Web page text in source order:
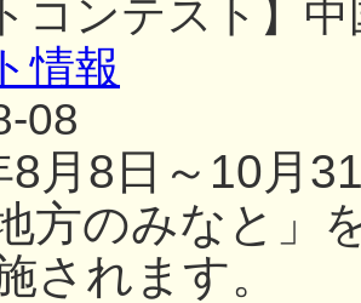
コンテスト】
情報
08
8月8日～10月
地方のみなと
されます。